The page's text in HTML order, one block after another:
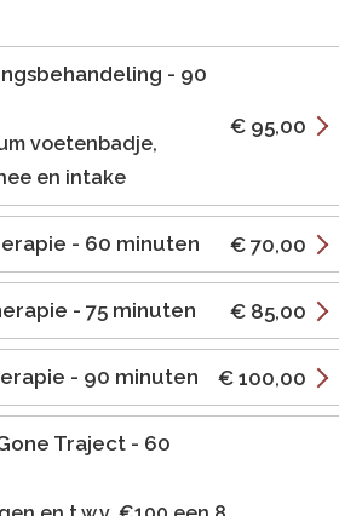
- 90
€ 95,00
voetenbadje,
en intake
- 60 minuten € 70,00
- 75 minuten € 85,00
- 90 minuten € 100,00
Traject - 60